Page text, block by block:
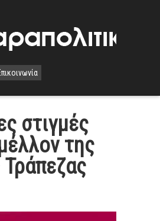
στιγμές
της